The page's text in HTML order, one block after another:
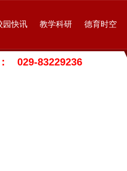
园快讯 教学科研 德育时空
029-83229236